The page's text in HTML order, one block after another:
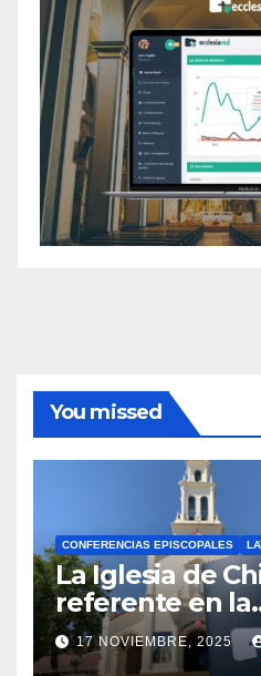
You missed
CONFERENCIAS EPISCOPALES
La Iglesia de
referente en la
gracias a
17 NOVIEMBRE, 2025